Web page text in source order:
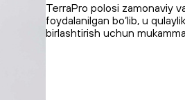
TerraPro polosi zamonaviy
foydalanilgan bo‘lib, u
birlashtirish uchun